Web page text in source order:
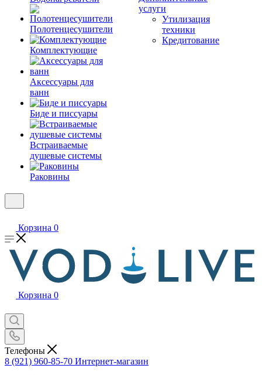
Полотенцесушители
Комплектующие
Аксессуары для
ванн
Биде и писсуары
Встраиваемые
душевые системы
Раковины
услуги
Утилизация
техники
Кредитование
Корзина 0
Корзина 0
Телефоны
8 (921) 960-85-70 Интернет-магазин